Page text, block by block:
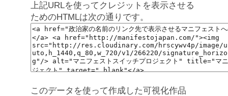
上記URLを使ってクレジットを表示させる
ためのHTMLは次の通りです。
このデータを使って作成した可視化作品